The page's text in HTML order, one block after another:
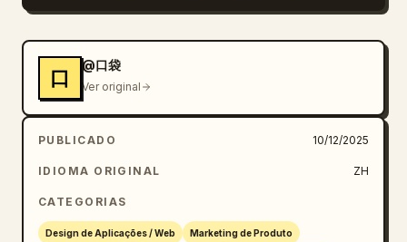
口
@口袋
Ver original
PUBLICADO 10/12/2025
IDIOMA ORIGINAL ZH
CATEGORIAS
Design de Aplicações / Web Marketing de Produto